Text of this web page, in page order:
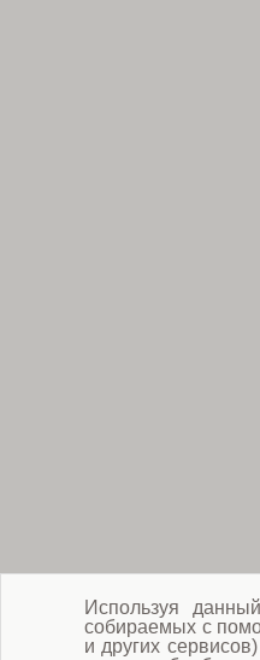
Используя
собираемых с
и других